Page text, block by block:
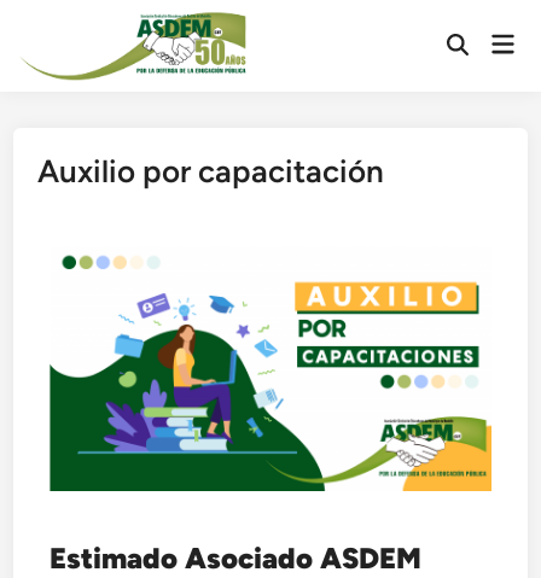
Auxilio por capacitación
Estimado Asociado ASDEM